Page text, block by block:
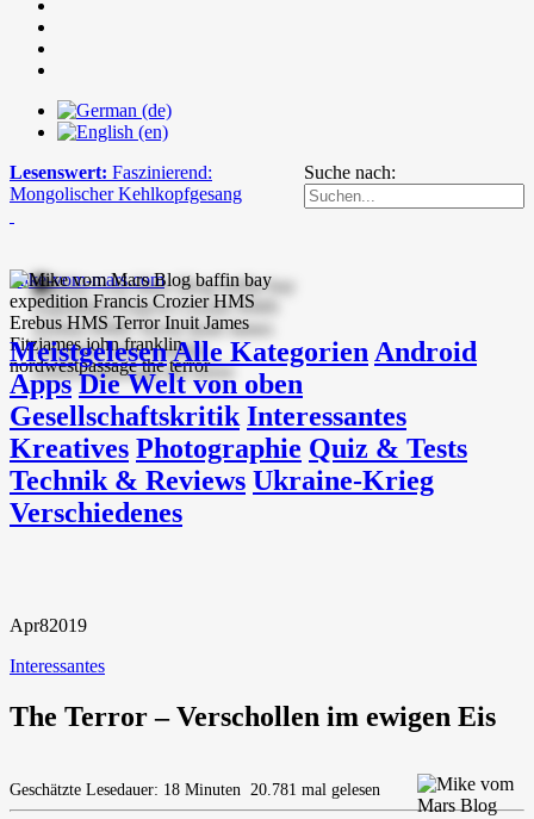
Suche nach:
Lesenswert: Faszinierend:
Mongolischer Kehlkopfgesang
mike-vom-mars.com
MeistgelesenAlle Kategorien Android
Apps Die Welt von oben
Gesellschaftskritik Interessantes
Kreatives Photographie Quiz & Tests
Technik & Reviews Ukraine-Krieg
Verschiedenes
Apr82019
Interessantes
The Terror – Verschollen im ewigen Eis
Geschätzte Lesedauer: 18 Minuten 20.781 mal gelesen